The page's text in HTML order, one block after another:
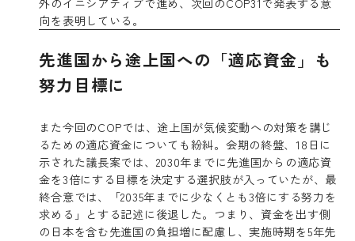
向を表明している。
先進国から途上国への「適応資金」も
努力目標に
また今回のCOPでは、途上国が気候変動への対策を講じ
るための適応資金についても紛糾。会期の終盤、18日に
示された議長案では、2030年までに先進国からの適応資
金を3倍にする目標を決定する選択肢が入っていたが、最
終合意では、「2035年までに少なくとも3倍にする努力を
求める」とする記述に後退した。つまり、資金を出す側
の日本を含む先進国の負担増に配慮し、実施時期を5年先